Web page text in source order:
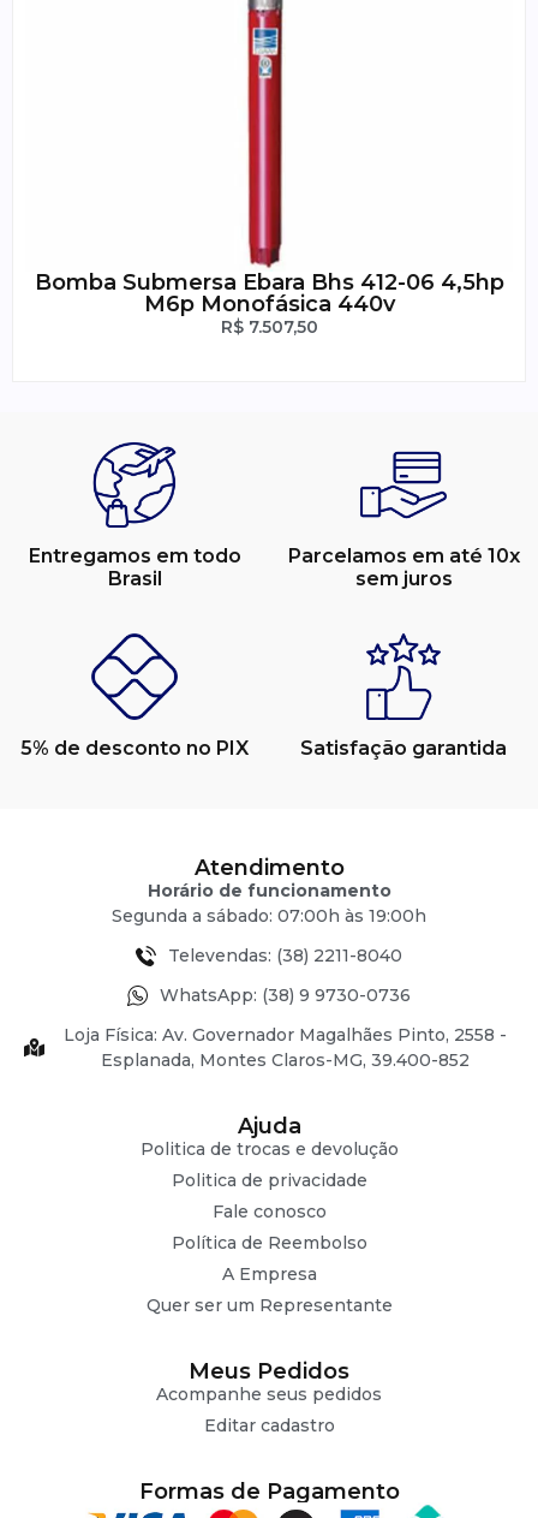
Bomba Submersa Ebara Bhs 412-06 4,5hp
M6p Monofásica 440v
R$7.507,50
Entregamos em todo
Brasil
Parcelamos em até 10x
sem juros
5% de desconto no PIX Satisfação garantida
Atendimento
Horário de funcionamento
Segunda a sábado: 07:00h às 19:00h
Televendas: (38) 2211-8040
WhatsApp: (38) 9 9730-0736
Loja Física: Av. Governador Magalhães Pinto, 2558 -
Esplanada, Montes Claros-MG, 39.400-852
Ajuda
Politica de trocas e devolução
Politica de privacidade
Fale conosco
Política de Reembolso
A Empresa
Quer ser um Representante
Meus Pedidos
Acompanhe seus pedidos
Editar cadastro
Formas de Pagamento